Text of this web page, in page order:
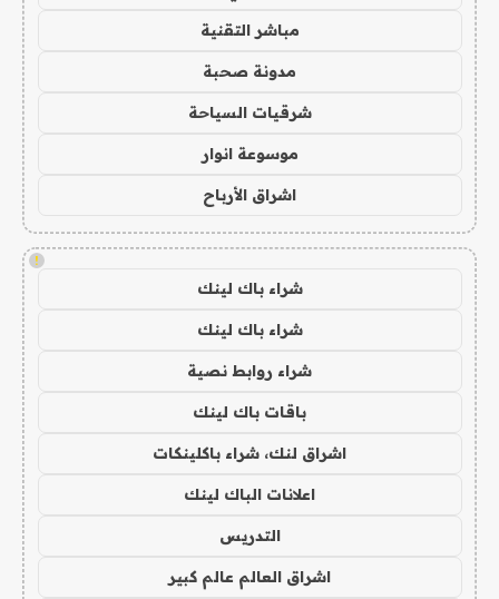
مباشر التقنية
مدونة صحبة
شرقيات السياحة
موسوعة انوار
اشراق الأرباح
!
شراء باك لينك
شراء باك لينك
شراء روابط نصية
باقات باك لينك
اشراق لنك، شراء باكلينكات
اعلانات الباك لينك
التدريس
اشراق العالم عالم كبير